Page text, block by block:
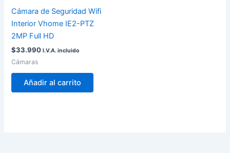
Cámara de Seguridad Wifi
Interior Vhome IE2-PTZ
2MP Full HD
$33.990 I.V.A. incluido
Cámaras
Añadir al carrito